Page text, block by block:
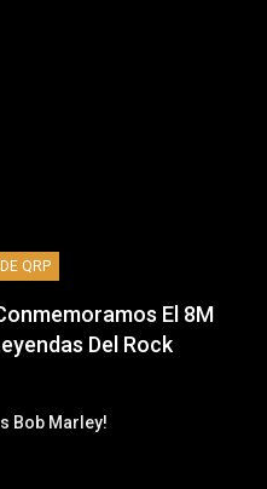
QRP
El 8M
Del Rock
Bob Marley!